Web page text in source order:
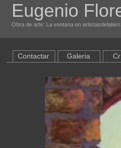
Eugenio
Obra de arte: La ventana en
Contactar Galeria